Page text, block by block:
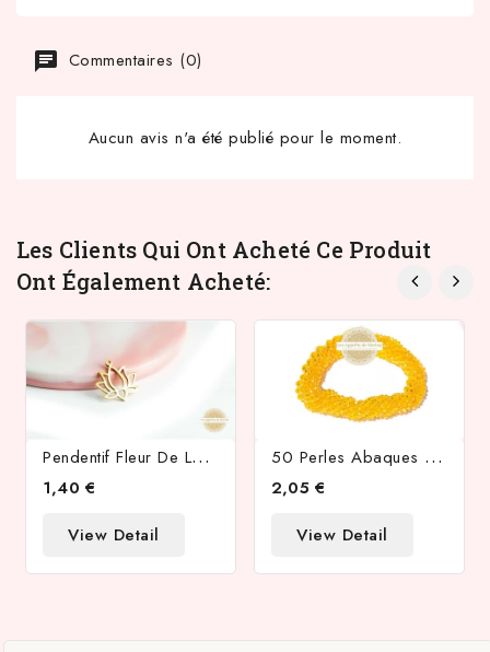
Commentaires (0)
Aucun avis n'a été publié pour le moment.
Les Clients Qui Ont Acheté Ce Produit
Ont Également Acheté:
P
Endentif Fleur De Lotus En Acier Inoxydable Plaqué Or 18k
1,40 €
View Detail
5
0 Perles Abaques À Facettes 6x5mm Melon AB
2,05 €
View Detail